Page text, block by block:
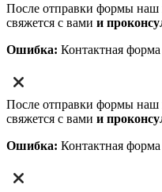
После отправки формы наш
свяжется с вами и
Ошибка: Контактная
После отправки формы наш
свяжется с вами и
Ошибка: Контактная